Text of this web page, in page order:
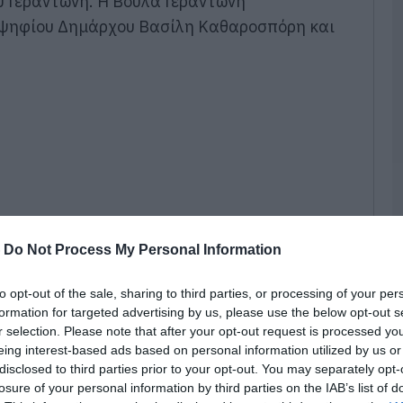
Do Not Process My Personal Information
opt-out of the sale, sharing to third parties, or processing of your
for targeted advertising by us, please use the below opt-out
selection. Please note that after your opt-out request is processed
interest-based ads based on personal information utilized by us
to third parties prior to your opt-out. You may separately
of your personal information by third parties on the IAB’s list of
Δημάρχου Βασίλη Καθαροσπόρη και
αποφάσισα να συμμετέχω στις εκλογές για
του συνδυασμού «Λύση Τώρα».